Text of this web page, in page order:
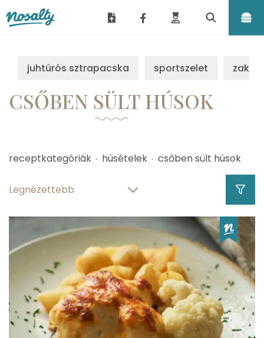
juhtúrós sztrapacska sportszelet
CSŐBEN SÜLT HÚSOK
receptkategóriák húsételek csőben sült húsok